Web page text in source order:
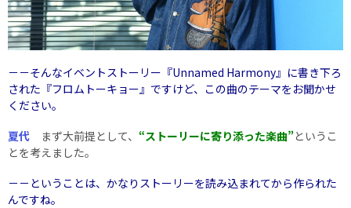
－－そんなイベントストーリー『Unnamed Harmony』に書き下ろ
された『フロムトーキョー』ですけど、この曲のテーマをお聞かせ
ください。
夏代 まず大前提として、 “ストーリーに寄り添った楽曲”というこ
とを考えました。
－－ということは、かなりストーリーを読み込まれてから作られた
んですね。